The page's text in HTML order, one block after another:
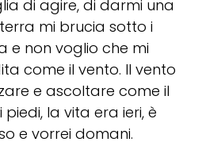
di agire, di darmi una
mi brucia sotto i
e non voglio che mi
come il vento. Il vento
e ascoltare come il
la vita era ieri, è
e vorrei domani.